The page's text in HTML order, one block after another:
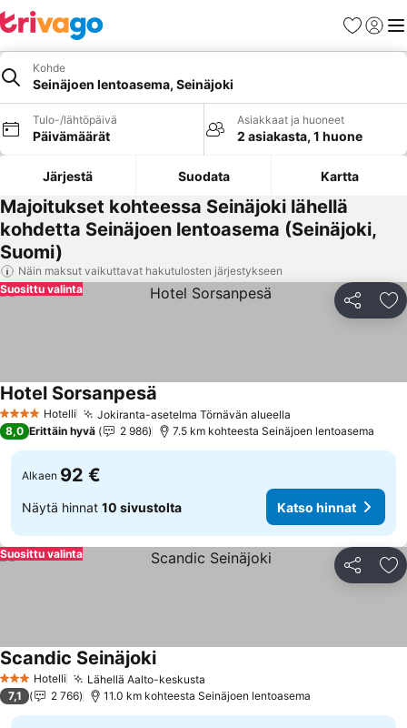
Suosikit
Kohde
Seinäjoen lentoasema, Seinäjoki
Tulo-/lähtöpäivä
Päivämäärät
Asiakkaat ja huoneet
2 asiakasta, 1 huone
Järjestä Suodata Kartta
Majoitukset kohteessa Seinäjoki lähellä
kohdetta Seinäjoen lentoasema (Seinäjoki,
Suomi)
Näin maksut vaikuttavat hakutulosten järjestykseen
Jaa
Suosittu valinta
4 Tähtiluokitus
Hotelli Jokiranta-asetelma Törnävän alueella
Hotel Sorsanpesä
8,0 Erittäin hyvä 2 986 7.5 km kohteesta Seinäjoen lentoasema
Alkaen 92 €
Näytä hinnat 10 sivustolta Katso hinnat
Jaa
Suosittu valinta
3 Tähtiluokitus
Hotelli Lähellä Aalto-keskusta
Scandic Seinäjoki
7,1 2 766 11.0 km kohteesta Seinäjoen lentoasema